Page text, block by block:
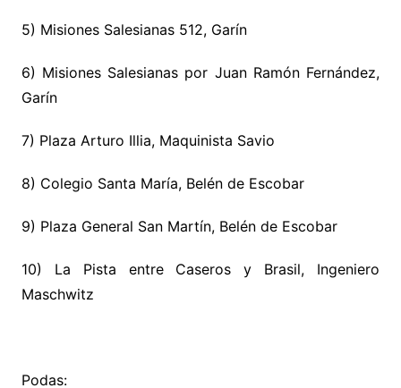
5) Misiones Salesianas 512, Garín
6) Misiones Salesianas por Juan Ramón Fernández,
Garín
7) Plaza Arturo Illia, Maquinista Savio
8) Colegio Santa María, Belén de Escobar
9) Plaza General San Martín, Belén de Escobar
10) La Pista entre Caseros y Brasil, Ingeniero
Maschwitz
Podas: